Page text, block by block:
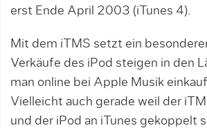
erst Ende April 2003 (iTunes 4).
Mit dem iTMS setzt ein
Verkäufe des iPod steigen in den
man online bei Apple Musik
Vielleicht auch gerade weil der
und der iPod an iTunes gekoppelt